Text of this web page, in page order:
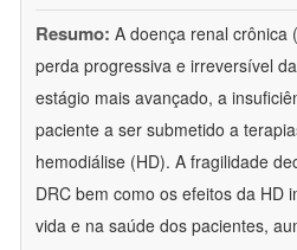
Resumo: A doença renal crônica
perda progressiva e irreversível
estágio mais avançado, a
paciente a ser submetido a
hemodiálise (HD). A fragilidade
DRC bem como os efeitos da HD
vida e na saúde dos pacientes,